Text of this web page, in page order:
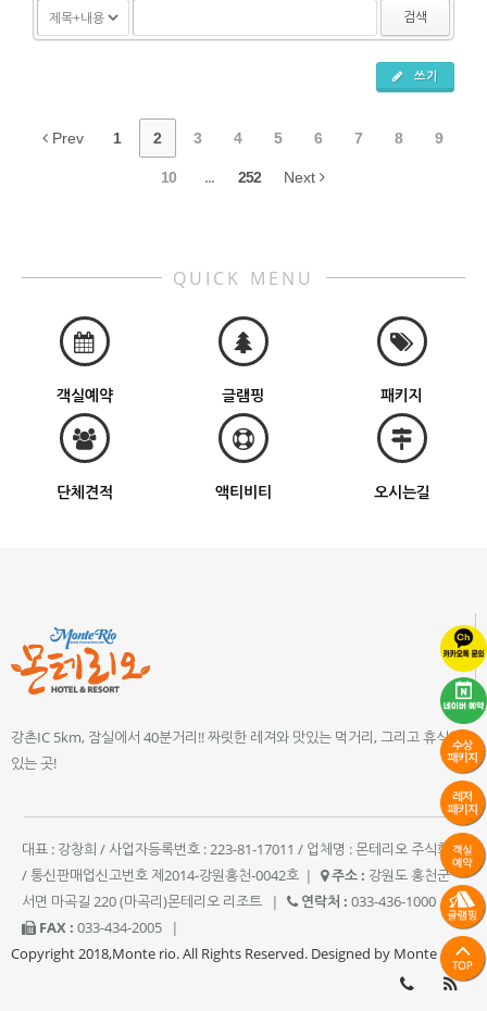
검색
쓰기
Prev 1 2 3 4 5 6 7 8 9
10 ... 252 Next
QUICK MENU
객실예약 글램핑 패키지
단체견적 액티비티 오시는길
강촌IC 5km, 잠실에서 40분거리!! 짜릿한 레져와 맛있는 먹거리, 그리고 휴식이
있는 곳!
대표 : 강창희 / 사업자등록번호 : 223-81-17011 / 업체명 : 몬테리오 주식회사
/ 통신판매업신고번호 제2014-강원홍천-0042호 | 주소 : 강원도 홍천군
서면 마곡길 220 (마곡리)몬테리오 리조트
| 연락처 : 033-436-1000
|
FAX : 033-434-2005
|
Copyright 2018,Monte rio. All Rights Reserved. Designed by Monte rio.